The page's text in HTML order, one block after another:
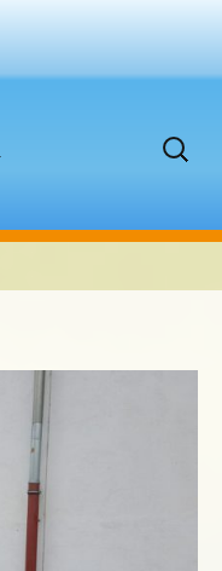
Suchen